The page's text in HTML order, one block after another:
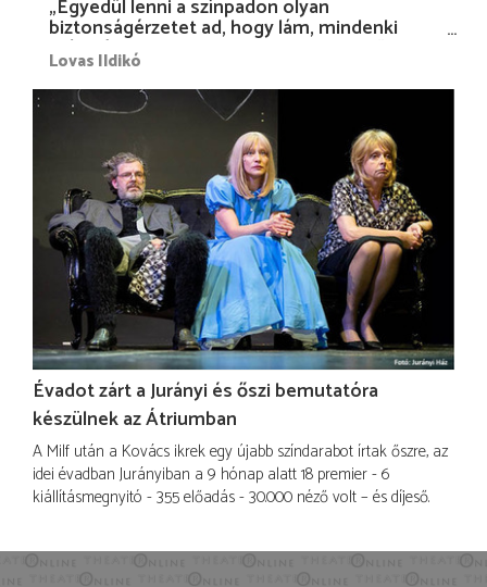
„Egyedül lenni a színpadon olyan
biztonságérzetet ad, hogy lám, mindenki
más nélkül is megvagyok magammal…”
Lovas Ildikó
Évadot zárt a Jurányi és őszi bemutatóra
készülnek az Átriumban
A Milf után a Kovács ikrek egy újabb színdarabot írtak őszre, az
idei évadban Jurányiban a 9 hónap alatt 18 premier - 6
kiállításmegnyitó - 355 előadás - 30.000 néző volt – és díjeső.